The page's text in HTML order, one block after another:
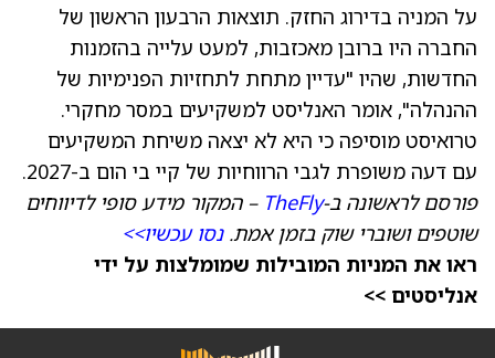
על המניה בדירוג החזק. תוצאות הרבעון הראשון של
החברה היו ברובן מאכזבות, למעט עלייה בהזמנות
החדשות, שהיו "עדיין מתחת לתחזיות הפנימיות של
ההנהלה", אומר האנליסט למשקיעים במסר מחקרי.
טרואיסט מוסיפה כי היא לא יצאה משיחת המשקיעים
עם דעה משופרת לגבי הרווחיות של קיי בי הום ב-2027.
פורסם לראשונה ב-TheFly – המקור מידע סופי לדיווחים
שוטפים ושוברי שוק בזמן אמת.נסו עכשיו>>
ראו את המניות המובילות שמומלצות על ידי
אנליסטים >>